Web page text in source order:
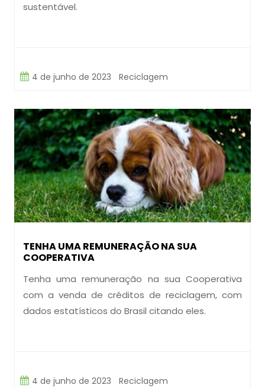
sustentável.
4 de junho de 2023 Reciclagem
TENHA UMA REMUNERAÇÃO NA SUA
COOPERATIVA
Tenha uma remuneração na sua Cooperativa
com a venda de créditos de reciclagem, com
dados estatísticos do Brasil citando eles.
4 de junho de 2023 Reciclagem